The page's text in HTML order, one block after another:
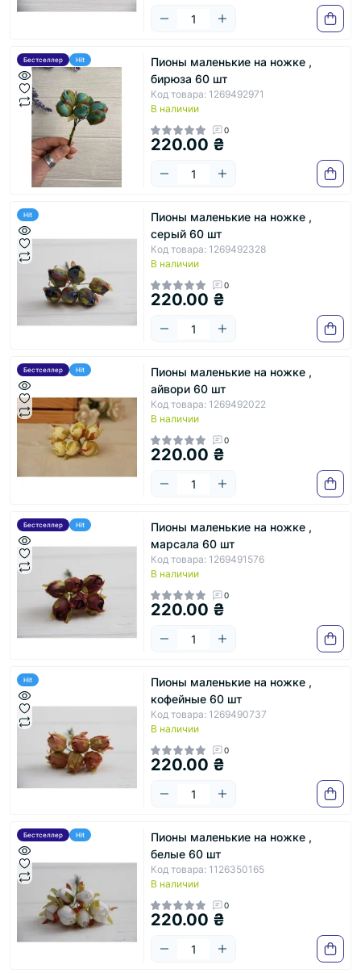
Бестселлер Hit
Пионы маленькие на ножке ,
бирюза 60 шт
Код товара: 1269492971
В наличии
0
220.00 ₴
Hit
Пионы маленькие на ножке ,
серый 60 шт
Код товара: 1269492328
В наличии
0
220.00 ₴
Бестселлер Hit
Пионы маленькие на ножке ,
айвори 60 шт
Код товара: 1269492022
В наличии
0
220.00 ₴
Бестселлер Hit
Пионы маленькие на ножке ,
марсала 60 шт
Код товара: 1269491576
В наличии
0
220.00 ₴
Hit
Пионы маленькие на ножке ,
кофейные 60 шт
Код товара: 1269490737
В наличии
0
220.00 ₴
Бестселлер Hit
Пионы маленькие на ножке ,
белые 60 шт
Код товара: 1126350165
В наличии
0
220.00 ₴